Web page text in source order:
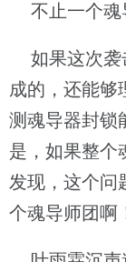
不止一个魂
如果这次袭
成的，还能够
测魂导器封锁
是，如果整个
发现，这个问
个魂导师团啊